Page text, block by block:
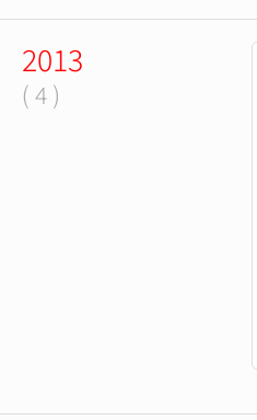
2013
( 4 )